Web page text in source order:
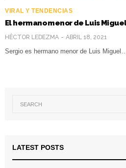
VIRAL Y TENDENCIAS
El hermano menor de Luis
HÉCTOR LEDEZMA ABRIL 18, 2021
Sergio es hermano menor de Luis Miguel…
LATEST POSTS